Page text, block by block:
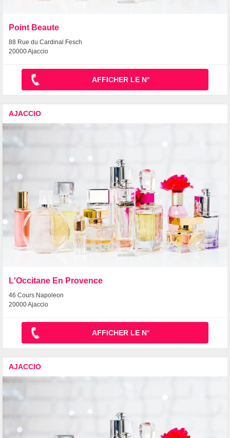
Point Beaute
88 Rue du Cardinal Fesch
20000 Ajaccio
AFFICHER LE N°
AJACCIO
L'Occitane En Provence
46 Cours Napoleon
20000 Ajaccio
AFFICHER LE N°
AJACCIO